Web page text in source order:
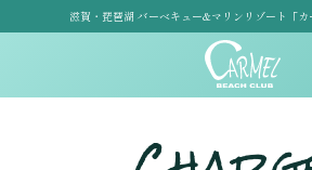
滋賀・琵琶湖 バーベキュー&マリンリゾート「カ